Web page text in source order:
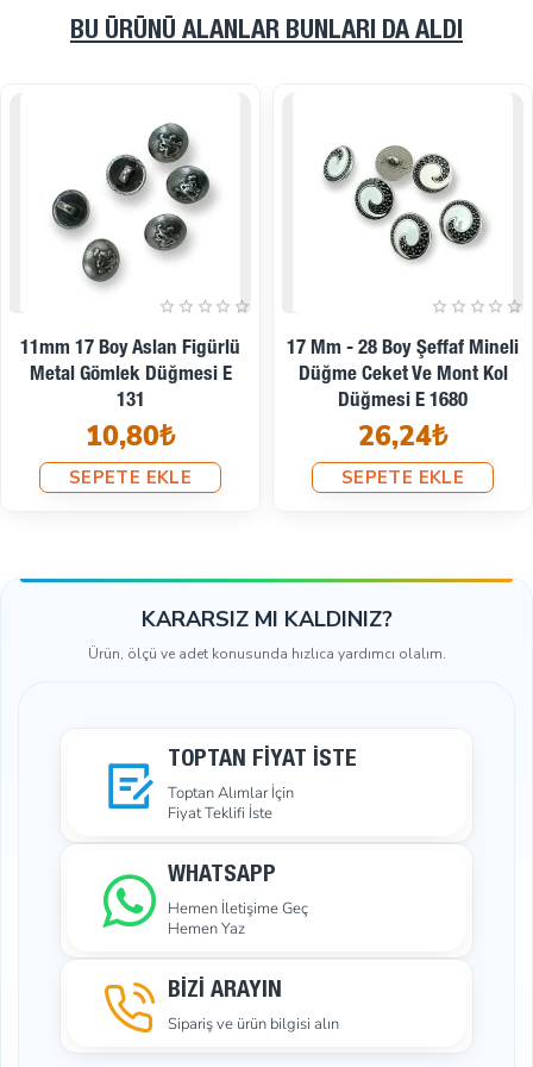
BU ÜRÜNÜ ALANLAR BUNLARI DA ALDI
20,7 Mm - 32 Boy Boğa
Kafası Logolu Ayaklı Düğme
E 2245 MN
13,60₺
SEPETE EKLE
23 Mm - 36 Boy Mineli Ceket
Ve Blazer Düğmesi Kedi
Armalı Şık Desenli Düğme E
1380 MC
44,93₺
KARARSIZ MI KALDINIZ?
Ürün, ölçü ve adet konusunda hızlıca yardımcı olalım.
TOPTAN FIYAT İSTE
Toptan Alımlar İçin
Fiyat Teklifi İste
WHATSAPP
Hemen İletişime Geç
Hemen Yaz
BİZİ ARAYIN
Sipariş ve ürün bilgisi alın